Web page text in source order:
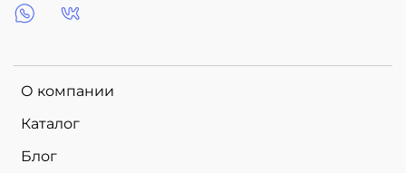
О компании
Каталог
Блог